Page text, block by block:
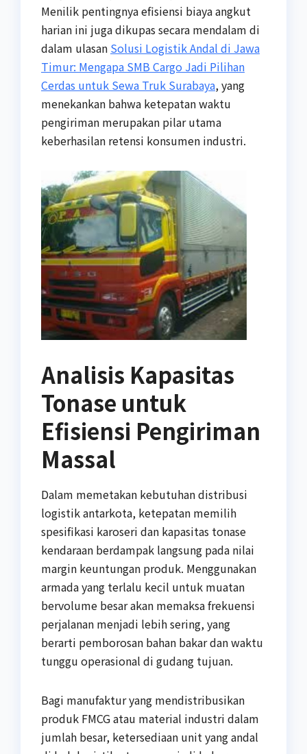
Menilik pentingnya efisiensi biaya angkut
harian ini juga dikupas secara mendalam di
dalam ulasan Solusi Logistik Andal di Jawa
Timur: Mengapa SMB Cargo Jadi Pilihan
Cerdas untuk Sewa Truk Surabaya, yang
menekankan bahwa ketepatan waktu
pengiriman merupakan pilar utama
keberhasilan retensi konsumen industri.
Analisis Kapasitas
Tonase untuk
Efisiensi Pengiriman
Massal
Dalam memetakan kebutuhan distribusi
logistik antarkota, ketepatan memilih
spesifikasi karoseri dan kapasitas tonase
kendaraan berdampak langsung pada nilai
margin keuntungan produk. Menggunakan
armada yang terlalu kecil untuk muatan
bervolume besar akan memaksa frekuensi
perjalanan menjadi lebih sering, yang
berarti pemborosan bahan bakar dan waktu
tunggu operasional di gudang tujuan.
Bagi manufaktur yang mendistribusikan
produk FMCG atau material industri dalam
jumlah besar, ketersediaan unit yang andal